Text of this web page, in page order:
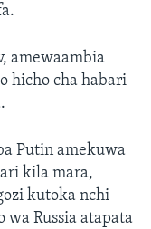
amewaambia
hicho cha habari
Putin amekuwa
kila mara,
kutoka nchi
Russia atapata